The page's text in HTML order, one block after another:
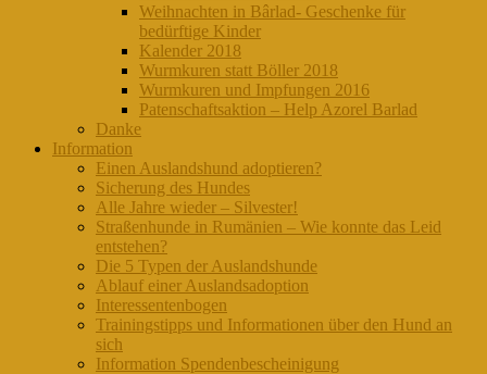
Weihnachten in Bârlad- Geschenke für
bedürftige Kinder
Kalender 2018
Wurmkuren statt Böller 2018
Wurmkuren und Impfungen 2016
Patenschaftsaktion – Help Azorel Barlad
Danke
Information
Einen Auslandshund adoptieren?
Sicherung des Hundes
Alle Jahre wieder – Silvester!
Straßenhunde in Rumänien – Wie konnte das Leid
entstehen?
Die 5 Typen der Auslandshunde
Ablauf einer Auslandsadoption
Interessentenbogen
Trainingstipps und Informationen über den Hund an
sich
Information Spendenbescheinigung